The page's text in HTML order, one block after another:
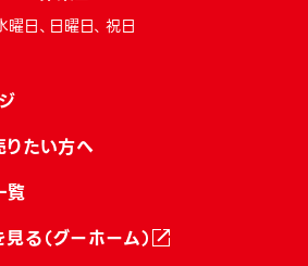
曜日、日曜日、祝日
たい方へ
覧
る（グーホーム）